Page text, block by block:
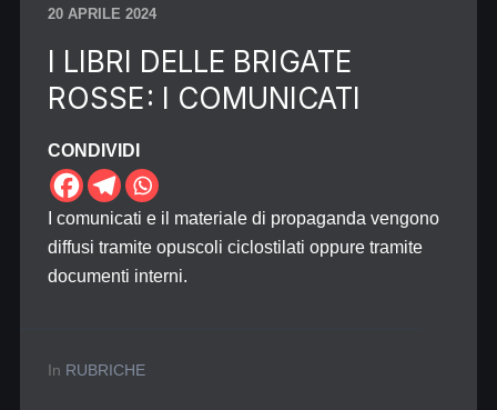
20 APRILE 2024
I LIBRI DELLE BRIGATE
ROSSE : I COMUNICATI
CONDIVIDI
I comunicati e il materiale di propaganda vengono
diffusi tramite opuscoli ciclostilati oppure tramite
documenti interni.
In RUBRICHE